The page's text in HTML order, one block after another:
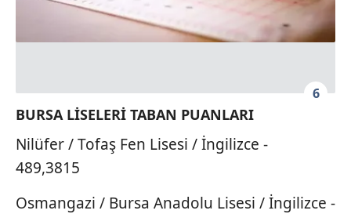
6
BURSA LİSELERİ TABAN PUANLARI
Nilüfer / Tofaş Fen Lisesi / İngilizce -
489,3815
Osmangazi / Bursa Anadolu Lisesi / İngilizce -